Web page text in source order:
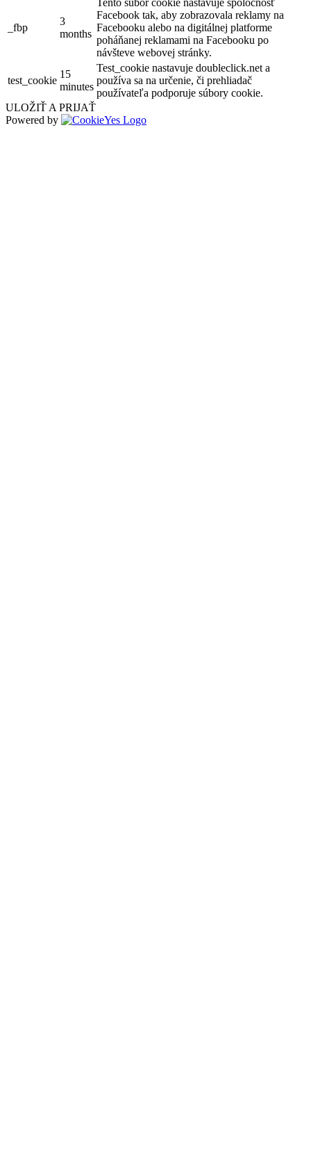
_fbp
3
months
Facebook tak, aby zobrazovala reklamy na
Facebooku alebo na digitálnej platforme
poháňanej reklamami na Facebooku po
návšteve webovej stránky.
test_cookie
15
minutes
Test_cookie nastavuje doubleclick.net a
používa sa na určenie, či prehliadač
používateľa podporuje súbory cookie.
ULOŽIŤ A PRIJAŤ
Powered by